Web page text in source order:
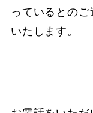
っているとの
いたします。